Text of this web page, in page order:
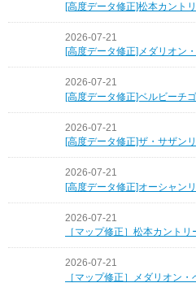
[高度データ修正]松本カント
2026-07-21
[高度データ修正]メダリオン
2026-07-21
[高度データ修正]ベルビーチ
2026-07-21
[高度データ修正]ザ・サザン
2026-07-21
[高度データ修正]オーシャン
2026-07-21
［マップ修正］松本カントリ
2026-07-21
［マップ修正］メダリオン